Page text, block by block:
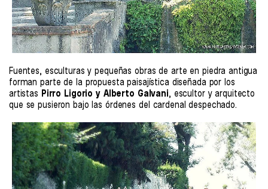
Fuentes, esculturas y pequeñas obras de arte en piedra antigua
forman parte de la propuesta paisajística diseñada por los
artistas Pirro Ligorio y Alberto Galvani, escultor y arquitecto
que se pusieron bajo las órdenes del cardenal despechado.